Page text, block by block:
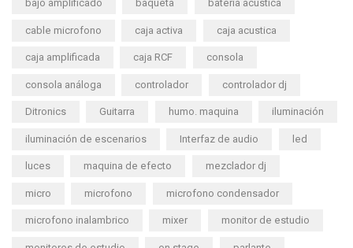
bajo amplificado baqueta bateria acustica
cable microfono caja activa caja acustica
caja amplificada caja RCF consola
consola análoga controlador controlador dj
Ditronics Guitarra humo. maquina iluminación
iluminación de escenarios Interfaz de audio led
luces maquina de efecto mezclador dj
micro microfono microfono condensador
microfono inalambrico mixer monitor de estudio